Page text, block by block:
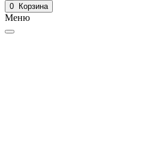
0 Корзина
Меню